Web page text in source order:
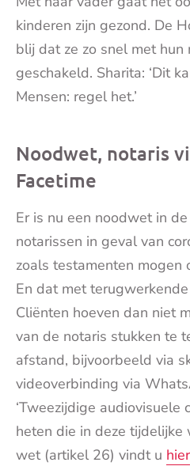
kinderen zijn gezond. De
blij dat ze zo snel met hun
geschakeld. Sharita: ‘Dit
Mensen: regel het.’
Noodwet, notaris
Facetime
Er is nu een noodwet in
notarissen in geval van
zoals testamenten mogen
En dat met
Cliënten hoeven dan niet
van de notaris stukken te
afstand, bijvoorbeeld via
videoverbinding via
‘Tweezijdige audiovisuele
heten die in deze tijdelijke
wet (artikel 26) vindt u hier